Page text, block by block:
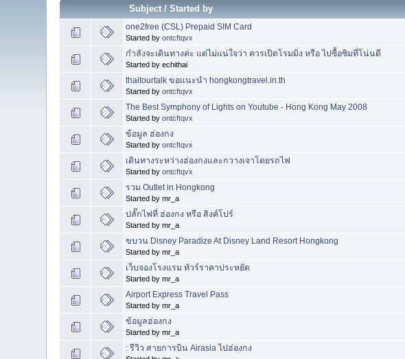
Subject/Started by
one2free (CSL) Prepaid SIM Card
Started byontcftqvx
กำลังจะเดินทางค่ะ แต่ไม่แน่ใจว่า ควรเปิดโรมมิ่ง หรือ ไปซื้อซิมที่โน่นดี
Started by echithai
thaitourtalk ขอแนะนำ hongkongtravel.in.th
Started byontcftqvx
The Best Symphony of Lights on Youtube - Hong Kong May 2008
Started byontcftqvx
ข้อมูล ฮ่องกง
Started byontcftqvx
เดินทางระหว่างฮ่องกงและกวางเจาโดยรถไฟ
Started byontcftqvx
รวม Outlet in Hongkong
Started by mr_a
ปลั๊กไฟที่ ฮ่องกง หรือ สิงค์โปร์
Started by mr_a
ขบวน Disney Paradize At Disney Land Resort Hongkong
Started by mr_a
เว็บจองโรงแรม ทัวร์ราคาประหยัด
Started by mr_a
Airport Express Travel Pass
Started by mr_a
ข้อมูลฮ่องกง
Started by mr_a
: รีวิว สายการบิน Airasia ไปฮ่องกง